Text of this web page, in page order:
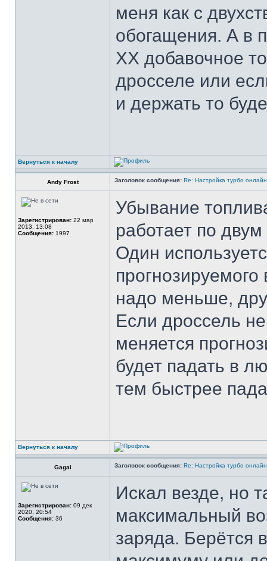
меня как с
обогащения. А в
ХХ добавочное
дросселе или
и держать то
Вернуться к началу
Andy Frost Заголовок сообщения: Re: Настройка турбо онлайн
Зарегистрирован: 22 мар
2013, 13:08
Сообщения: 1997
Убывание
работает по
Один
надо меньше,
Если дроссель
меняется
будет падать в
тем быстрее
Вернуться к началу
Gagai Заголовок сообщения: Re: Настройка турбо онлайн
Зарегистрирован: 09 дек
2020, 20:54
Сообщения: 36
Искал везде, но
максимальный
заряда. Берётся